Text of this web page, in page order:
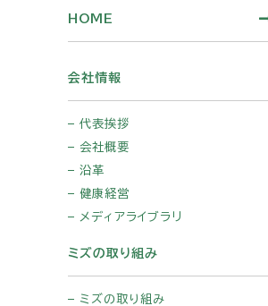
HOME
会社情報
代表挨拶
会社概要
沿革
健康経営
メディアライブラリ
ミズの取り組み
ミズの取り組み